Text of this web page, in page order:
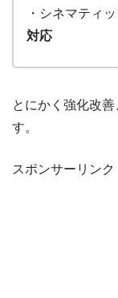
・シネマティ
対応
とにかく強化改
す。
スポンサーリンク